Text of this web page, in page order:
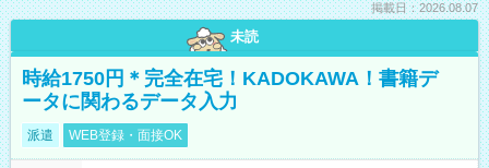
掲載日：2026.08.07
未読
時給1750円＊完全在宅！KADOKAWA！書籍デ
ータに関わるデータ入力
派遣 WEB登録・面接OK